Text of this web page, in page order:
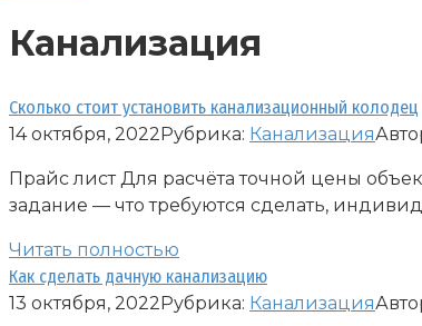
Канализация
Сколько стоит установить канализационный колодец
14 октября, 2022Рубрика: Канализация
Прайс лист Для расчёта точной цены
задание — что требуются сделать,
Читать полностью
Как сделать дачную канализацию
13 октября, 2022Рубрика: Канализация